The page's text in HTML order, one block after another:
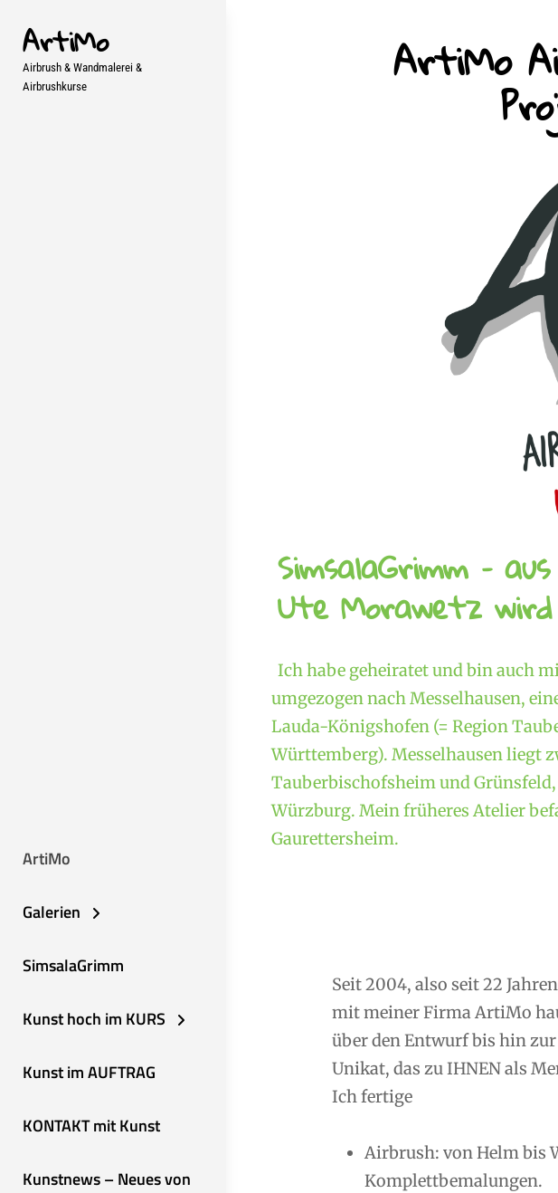
content
ArtiMo
Airbrush & Wandmalerei &
Airbrushkurse
ArtiMo
Galerien
SimsalaGrimm
Kunst hoch im KURS
Kunst im AUFTRAG
KONTAKT mit Kunst
Kunstnews – Neues von
ArtiMo
SimsalaGrimm – aus
Ute Morawetz
Ich habe geheiratet und bin auch
umgezogen nach Messelhausen,
Lauda-Königshofen (= Region
Württemberg). Messelhausen liegt
Tauberbischofsheim und
Würzburg. Mein früheres Atelier
Gaurettersheim.
Seit 2004, also seit 22
mit meiner Firma ArtiMo
über den Entwurf bis hin
Unikat, das zu IHNEN als
Ich fertige
Airbrush: von Helm bis
Komplettbemalungen.